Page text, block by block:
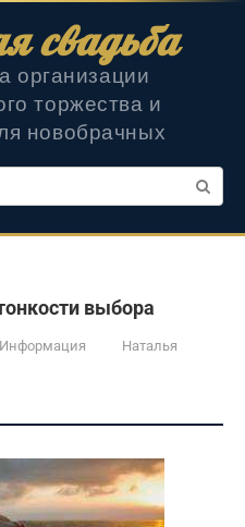
свадьба
организации
торжества и
новобрачных
выбора
Информация
Наталья